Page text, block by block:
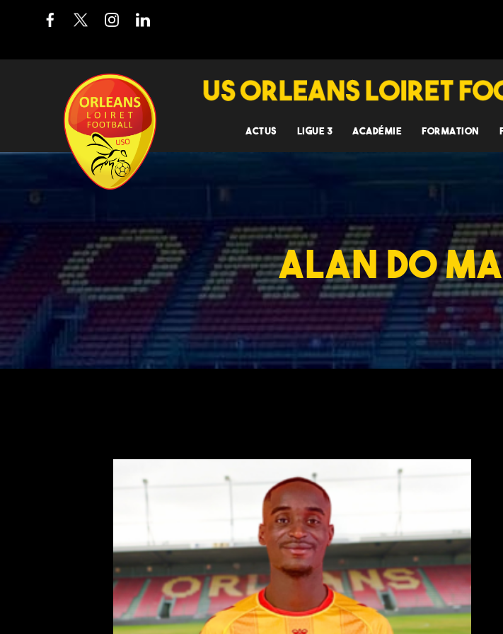
ACTUS LIGUE 3 ACADÉMIE FORMATION
ALAN DO